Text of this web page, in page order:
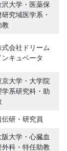
沢大学・医薬保
研究域医学系・
教
式会社ドリーム
ンキュベータ
京大学・大学院
学系研究科・助
伝研・研究員
阪大学・心臓血
外科・特任助教